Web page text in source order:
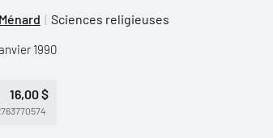
Sciences religieuses
1990
16,00 $